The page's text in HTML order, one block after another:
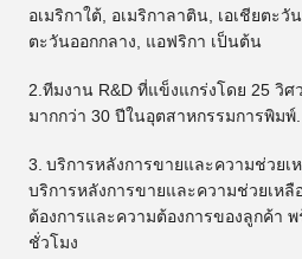
อเมริกาใต้, อเมริกาลาติน, เอเชียตะวัน
ตะวันออกกลาง, แอฟริกา เป็นต้น
2.ทีมงาน R&D ที่แข็งแกร่งโดย 25 วิ
มากกว่า 30 ปีในอุตสาหกรรมการพิมพ์.
3. บริการหลังการขายและความช่วยเ
บริการหลังการขายและความช่วยเหลื
ต้องการและความต้องการของลูกค้า
ชั่วโมง